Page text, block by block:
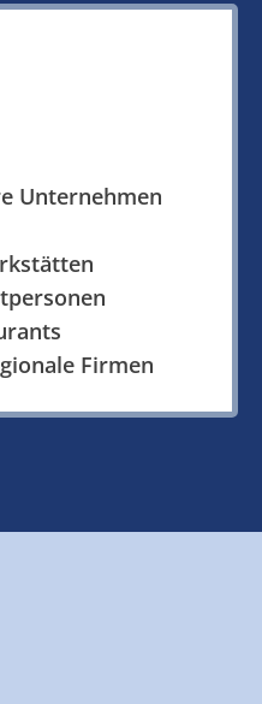
Unternehmen
Firmen